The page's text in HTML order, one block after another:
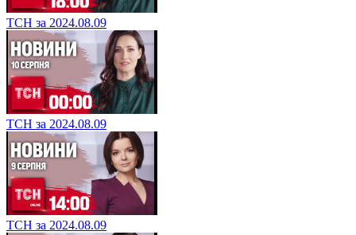
ТСН за 2024.08.09
ТСН за 2024.08.09
ТСН за 2024.08.09